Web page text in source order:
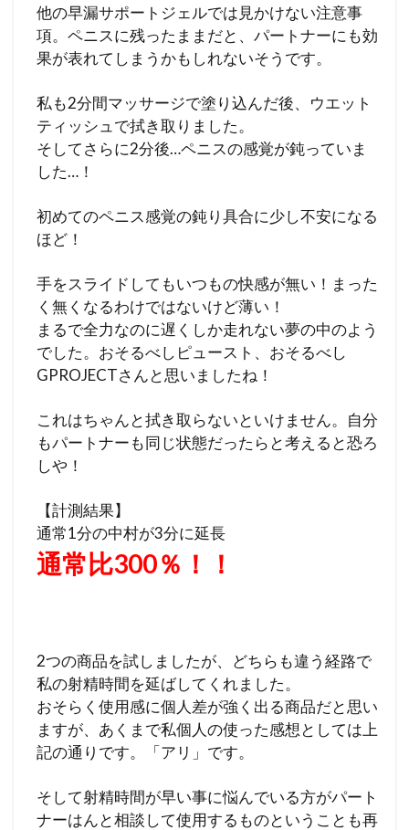
他の早漏サポートジェルでは見かけない注意事
項。ペニスに残ったままだと、パートナーにも効
果が表れてしまうかもしれないそうです。
私も2分間マッサージで塗り込んだ後、ウエット
ティッシュで拭き取りました。
そしてさらに2分後…ペニスの感覚が鈍っていま
した…！
初めてのペニス感覚の鈍り具合に少し不安になる
ほど！
手をスライドしてもいつもの快感が無い！まった
く無くなるわけではないけど薄い！
まるで全力なのに遅くしか走れない夢の中のよう
でした。おそるべしピュースト、おそるべし
GPROJECTさんと思いましたね！
これはちゃんと拭き取らないといけません。自分
もパートナーも同じ状態だったらと考えると恐ろ
しや！
【計測結果】
通常1分の中村が3分に延長
通常比300％！！
2つの商品を試しましたが、どちらも違う経路で
私の射精時間を延ばしてくれました。
おそらく使用感に個人差が強く出る商品だと思い
ますが、あくまで私個人の使った感想としては上
記の通りです。「アリ」です。
そして射精時間が早い事に悩んでいる方がパート
ナーはんと相談して使用するものということも再